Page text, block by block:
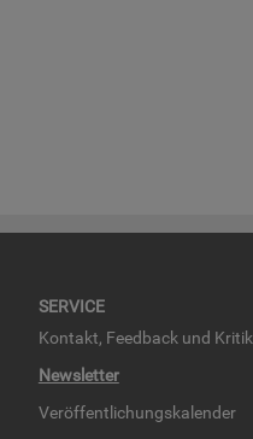
SER­VICE
Kon­takt, Feed­back und Kri­tik
News­let­ter
Ver­öf­fent­li­chungs­ka­len­der